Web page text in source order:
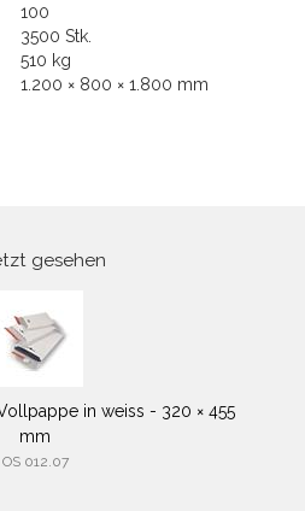
100
3500 Stk.
510 kg
1.200 × 800 × 1.800 mm
gesehen
in weiss - 320 × 455
mm
OS 012.07